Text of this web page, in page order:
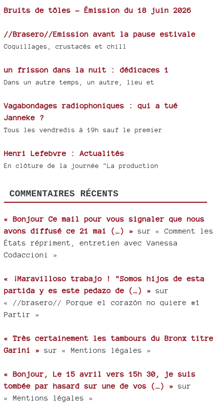
Bruits de tôles - Émission du 18 juin 2026
//Brasero//Emission avant la pause estivale
Coquillages, crustacés et chill
un frisson dans la nuit : dédicaces 1
Dans un autre temps, un autre, lieu et
Vagabondages radiophoniques : qui a tué
Janneke ?
Tous les vendredis à 19h sauf le premier
Henri Lefebvre : Actualités
En clôture de la journée "La production
COMMENTAIRES RÉCENTS
« Bonjour Ce mail pour vous signaler que nous
avons diffusé ce 21 mai (…) » sur « Comment les
États répriment, entretien avec Vanessa
Codaccioni »
« ¡Maravilloso trabajo ! "Somos hijos de esta
partida y es este pedazo de (…) » sur
« //brasero// Porque el corazón no quiere #1
Partir »
« Très certainement les tambours du Bronx titre
Garini » sur « Mentions légales »
« Bonjour, Le 15 avril vers 15h 30, je suis
tombée par hasard sur une de vos (…) » sur
« Mentions légales »